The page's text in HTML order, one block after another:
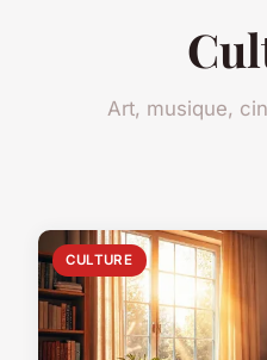
Art, musique,
CULTURE